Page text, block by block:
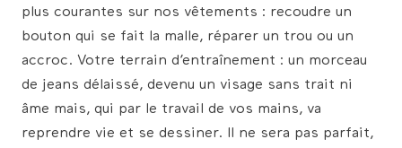
plus courantes sur nos vêtements : recoudre un
bouton qui se fait la malle, réparer un trou ou un
accroc. Votre terrain d’entraînement : un morceau
de jeans délaissé, devenu un visage sans trait ni
âme mais, qui par le travail de vos mains, va
reprendre vie et se dessiner. Il ne sera pas parfait,